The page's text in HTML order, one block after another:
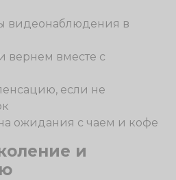
видеонаблюдения в
вернем вместе с
если не
ожидания с чаем и кофе
и